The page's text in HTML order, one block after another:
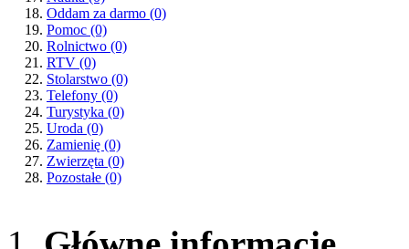
Oddam za darmo (0)
Pomoc (0)
Rolnictwo (0)
RTV (0)
Stolarstwo (0)
Telefony (0)
Turystyka (0)
Uroda (0)
Zamienię (0)
Zwierzęta (0)
Pozostałe (0)